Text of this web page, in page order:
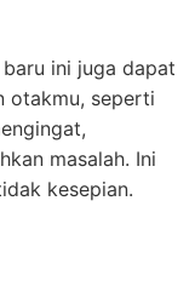
ini juga dapat
otakmu, seperti
masalah. Ini
kesepian.